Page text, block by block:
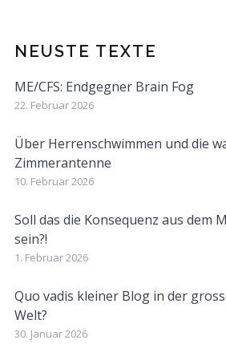
NEUSTE TEXTE
ME/CFS: Endgegner Brain Fog
22. Februar 2026
Über Herrenschwimmen und die
Zimmerantenne
10. Februar 2026
Soll das die Konsequenz aus dem
sein?!
1. Februar 2026
Quo vadis kleiner Blog in der
Welt?
30. Januar 2026